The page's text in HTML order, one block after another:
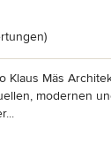
4.9 von 5
Klaus Mäs
modernen